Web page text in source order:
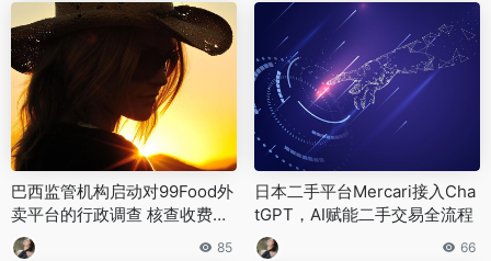
巴西监管机构启动对99Food外
卖平台的行政调查 核查收费透
明度合规性
85
日本二手平台Mercari接入Cha
tGPT，AI赋能二手交易全流程
66